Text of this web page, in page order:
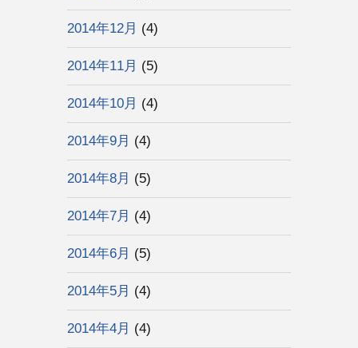
2014年12月 (4)
2014年11月 (5)
2014年10月 (4)
2014年9月 (4)
2014年8月 (5)
2014年7月 (4)
2014年6月 (5)
2014年5月 (4)
2014年4月 (4)